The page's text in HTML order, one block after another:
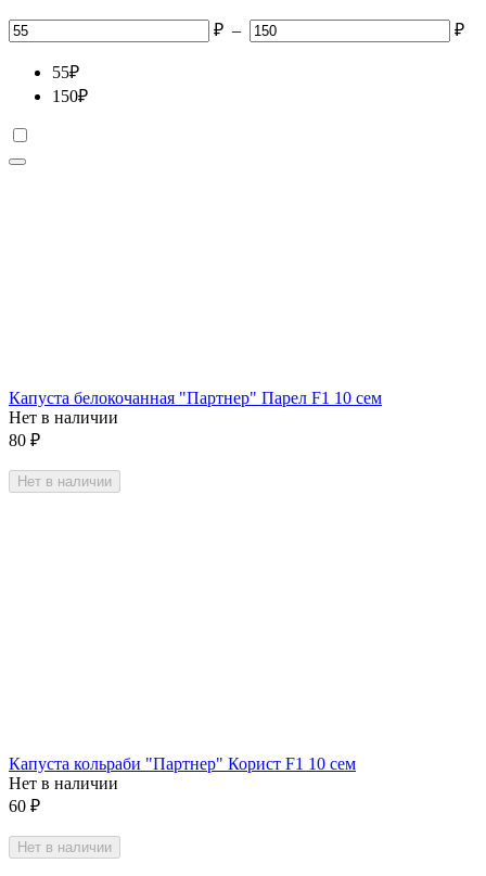
₽ – ₽
55₽
150₽
Капуста белокочанная "Партнер" Парел F1 10 сем
Нет в наличии
80 ₽
Нет в наличии
Капуста кольраби "Партнер" Корист F1 10 сем
Нет в наличии
60 ₽
Нет в наличии